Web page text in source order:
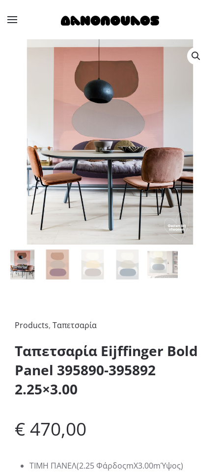
Skip to main content
Products, Ταπετσαρία
Ταπετσαρία Eijffinger Bold
Panel 395890-395892
2.25×3.00
€ 470,00
ΤΙΜΗ ΠΑΝΕΛ(2.25 ΦάρδοςmΧ3.00mΎψος)